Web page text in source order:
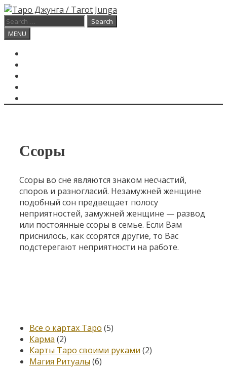
Skip
to
content
Search
for:
Search
MENU
Ссоры
Ссоры во сне являются знаком несчастий,
споров и разногласий. Незамужней женщине
подобный сон предвещает полосу
неприятностей, замужней женщине — развод
или постоянные ссоры в семье. Если Вам
приснилось, как ссорятся другие, то Вас
подстерегают неприятности на работе.
Все о картах Таро (5)
Карма (2)
Карты Таро своими руками (2)
Магия Ритуалы (6)